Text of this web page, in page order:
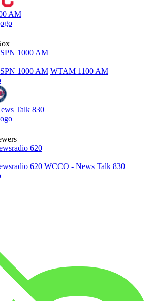
AM
1000 AM
1000 AM WTAM 1100 AM
Talk 830
620
620 WCCO - News Talk 830